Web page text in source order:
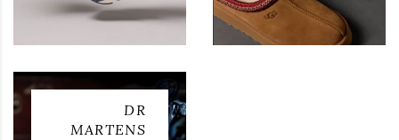
DR
MARTENS